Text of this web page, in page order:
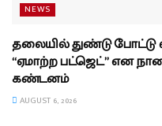
NEWS
தலையில் துண்டு
“ஏமாற்ற பட்ஜெட்” என
கண்டனம்
AUGUST 6, 2026